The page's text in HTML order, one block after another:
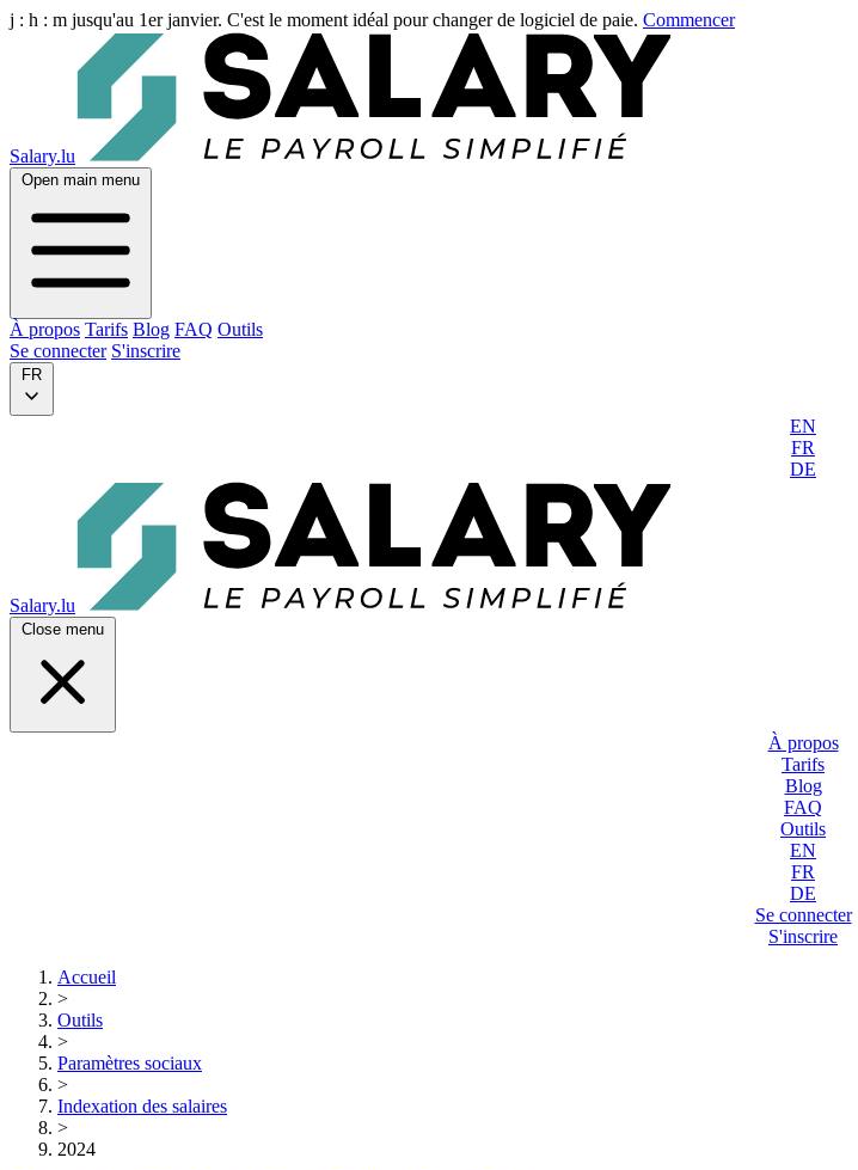
j : h : m jusqu'au 1er janvier. C'est le moment idéal pour changer de logiciel de paie. Commencer
Salary.lu
Open main menu
À propos Tarifs Blog FAQ Outils
Se connecter S'inscrire
FR
EN
FR
DE
Salary.lu
Close menu
À propos
Tarifs
Blog
FAQ
Outils
EN
FR
DE
Se connecter
S'inscrire
Accueil
>
Outils
>
Paramètres sociaux
>
Indexation des salaires
>
2024